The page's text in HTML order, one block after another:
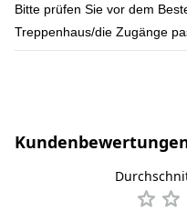
Bitte prüfen Sie vor dem
Treppenhaus/die Zugänge